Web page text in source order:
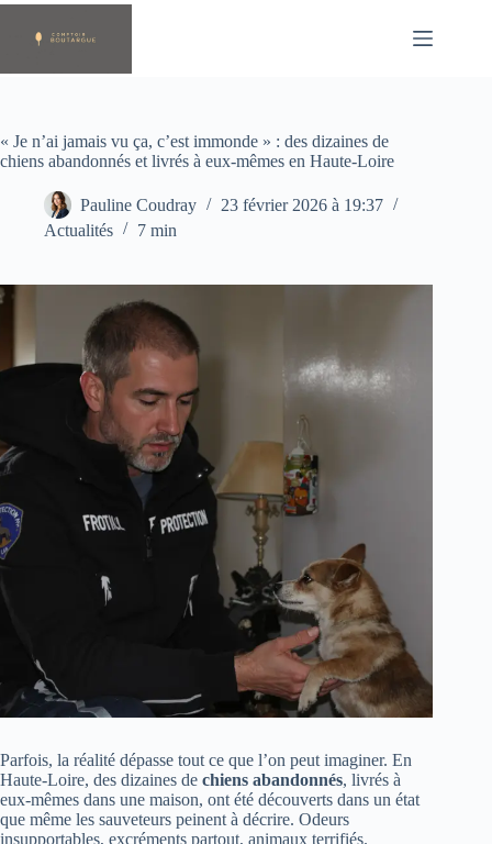
Passer
contenu
« Je n’ai jamais vu ça, c’est immonde » : des dizaines de
chiens abandonnés et livrés à eux-mêmes en Haute-Loire
Pauline Coudray
23 février 2026 à 19:37
Actualités
7 min
Parfois, la réalité dépasse tout ce que l’on peut imaginer. En
Haute-Loire, des dizaines de chiens abandonnés, livrés à
eux-mêmes dans une maison, ont été découverts dans un état
que même les sauveteurs peinent à décrire. Odeurs
insupportables, excréments partout, animaux terrifiés.